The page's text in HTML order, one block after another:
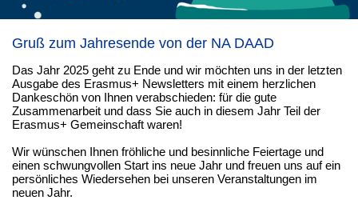
Gruß zum Jahresende von der NA DAAD
Das Jahr 2025 geht zu Ende und wir möchten uns in der letzten
Ausgabe des Erasmus+ Newsletters mit einem herzlichen
Dankeschön von Ihnen verabschieden: für die gute
Zusammenarbeit und dass Sie auch in diesem Jahr Teil der
Erasmus+ Gemeinschaft waren!
Wir wünschen Ihnen fröhliche und besinnliche Feiertage und
einen schwungvollen Start ins neue Jahr und freuen uns auf ein
persönliches Wiedersehen bei unseren Veranstaltungen im
neuen Jahr.